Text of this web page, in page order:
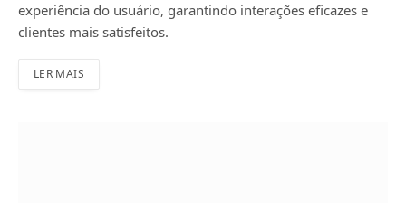
experiência do usuário, garantindo interações eficazes e
clientes mais satisfeitos.
LER MAIS